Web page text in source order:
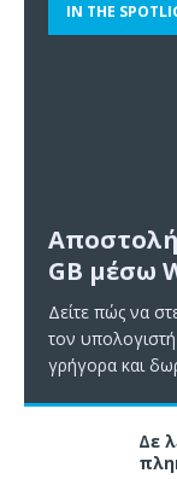
IN THE
GB μέσω
Δείτε πώς να
τον
γρήγορα και
Δε